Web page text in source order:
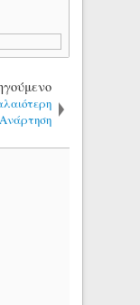
Ανάρτηση